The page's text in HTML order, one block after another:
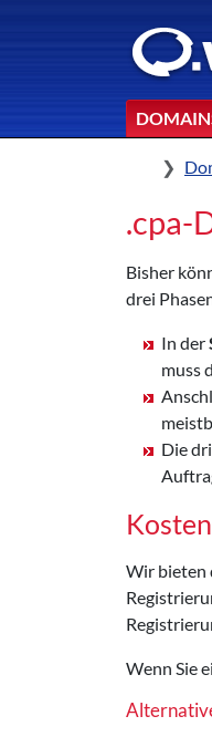
Home
.cpa-
Bisher
drei
In der
muss
Die
Wir bieten
Wenn Sie